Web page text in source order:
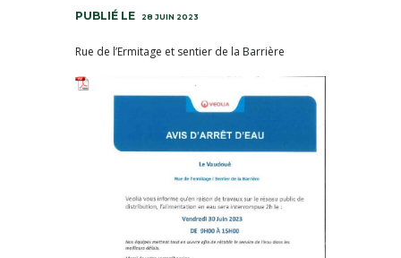
28 JUIN 2023
Rue de l’Ermitage et sentier de la Barrière